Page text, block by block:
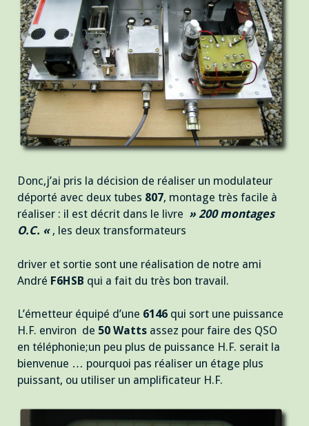
Donc,j’ai pris la décision de réaliser un modulateur
déporté avec deux tubes 807, montage très facile à
réaliser : il est décrit dans le livre » 200 montages
O.C. « , les deux transformateurs
driver et sortie sont une réalisation de notre ami
André F6HSB qui a fait du très bon travail.
L’émetteur équipé d’une 6146 qui sort une puissance
H.F. environ de 50 Watts assez pour faire des QSO
en téléphonie;un peu plus de puissance H.F. serait la
bienvenue … pourquoi pas réaliser un étage plus
puissant, ou utiliser un amplificateur H.F.